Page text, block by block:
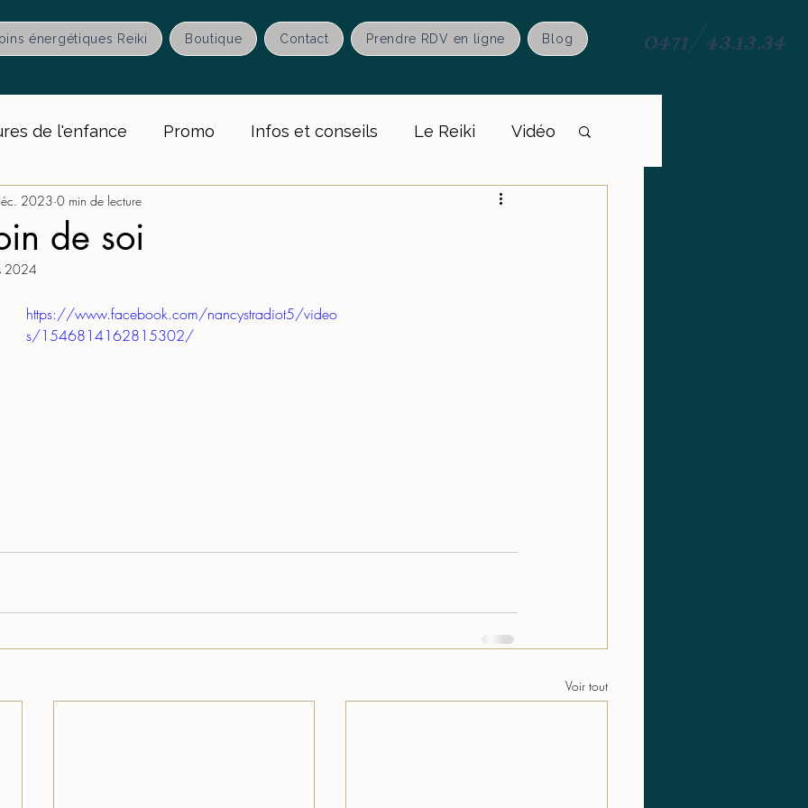
énergétiques Reiki Boutique Contact Prendre RDV en ligne Blog 0471/43.13.34
de l'enfance Promo Infos et conseils Le Reiki Vidéo
Accompagnement
de soi
2023 0 min de lecture
2024
https://www.facebook.com/nancystradiot5/video
s/1546814162815302/
Voir tout